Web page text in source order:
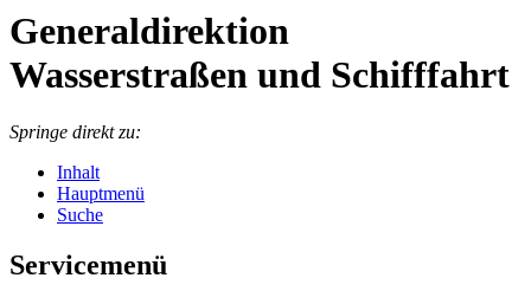
Generaldirektion
Wasserstraßen und Schifffahrt
Springe direkt zu:
Inhalt
Hauptmenü
Suche
Servicemenü